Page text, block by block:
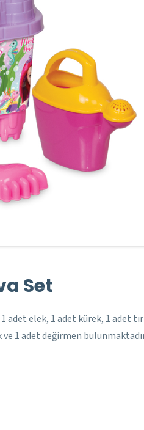
Set
adet elek, 1 adet kürek, 1 adet
1 adet değirmen